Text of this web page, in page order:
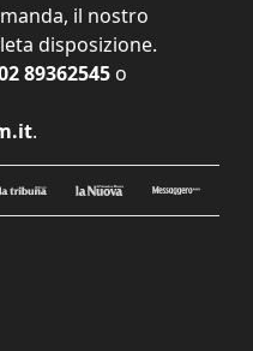
il nostro
disposizione.
89362545 o
.